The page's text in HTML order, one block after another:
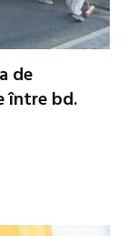
de
între bd.